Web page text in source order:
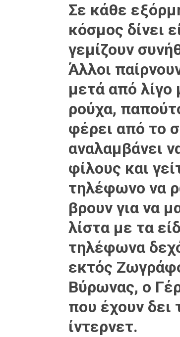
Σε κάθε
κόσμος δίνει
γεμίζουν
Άλλοι
μετά από λίγο
ρούχα,
φέρει από το
αναλαμβάνει
φίλους και
τηλέφωνο να
βρουν για να
λίστα με τα
τηλέφωνα
εκτός
Βύρωνας, ο
που έχουν δει
ίντερνετ.